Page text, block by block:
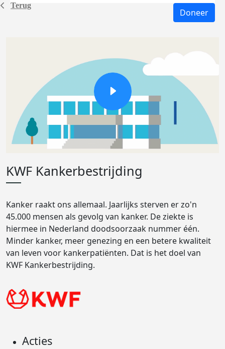
Terug
Doneer
KWF Kankerbestrijding
Kanker raakt ons allemaal. Jaarlijks sterven er zo'n
45.000 mensen als gevolg van kanker. De ziekte is
hiermee in Nederland doodsoorzaak nummer één.
Minder kanker, meer genezing en een betere kwaliteit
van leven voor kankerpatiënten. Dat is het doel van
KWF Kankerbestrijding.
Acties